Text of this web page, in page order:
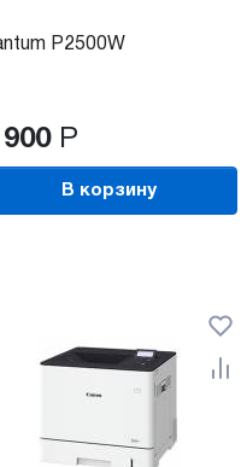
P2500W
Р
В корзину